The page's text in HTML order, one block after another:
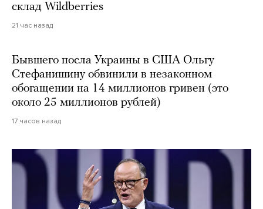
склад Wildberries
21 час назад
Бывшего посла Украины в США Ольгу
Стефанишину обвинили в незаконном
обогащении на 14 миллионов гривен (это
около 25 миллионов рублей)
17 часов назад